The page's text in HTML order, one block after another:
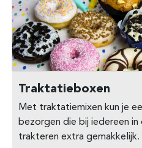
Traktatieboxen
Met traktatiemixen kun je
bezorgen die bij iedereen in
trakteren extra gemakkelijk.